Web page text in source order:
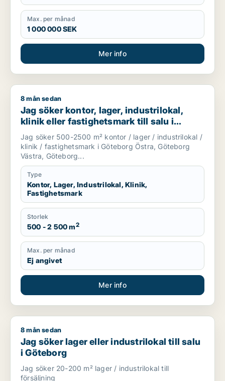
Max. per månad
1 000 000 SEK
Mer info
Jag söker kontor, lager, industrilokal, klinik eller
8 mån sedan
Jag söker kontor, lager, industrilokal,
klinik eller fastighetsmark till salu i
Göteborg
Jag söker 500-2500 m² kontor / lager / industrilokal /
klinik / fastighetsmark i Göteborg Östra, Göteborg
Västra, Göteborg...
Type
Kontor, Lager, Industrilokal, Klinik,
Fastighetsmark
Storlek
500 - 2 500 m2
Max. per månad
Ej angivet
Mer info
Jag söker lager eller industrilokal till salu i Göteborg
8 mån sedan
Jag söker lager eller industrilokal till salu
i Göteborg
Jag söker 20-200 m² lager / industrilokal till
försäljning